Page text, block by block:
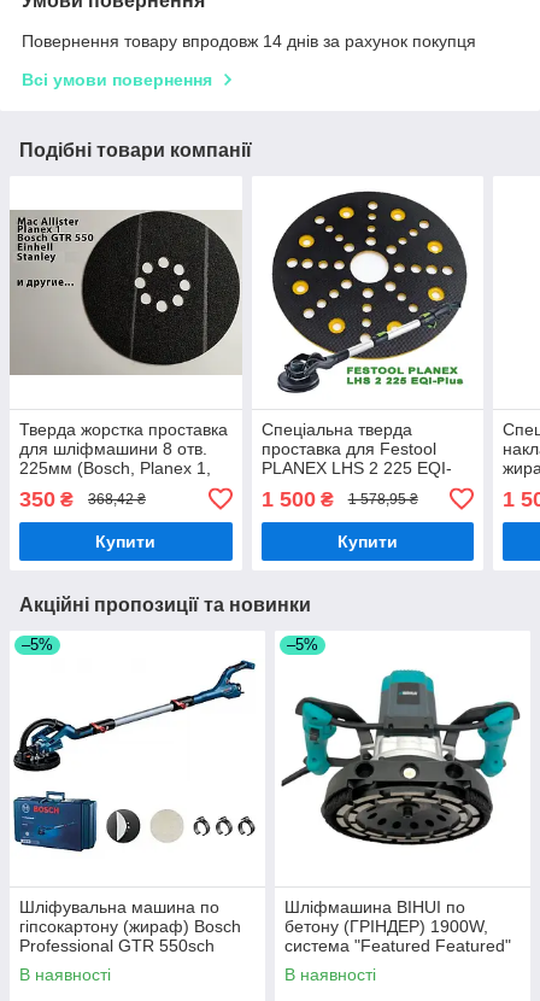
Повернення товару впродовж 14 днів за рахунок покупця
Всі умови повернення
Подібні товари компанії
Тверда жорстка проставка
для шліфмашини 8 отв.
225мм (Bosch, Planex 1,
350 ₴ 368,42 ₴
Купити
Спеціальна тверда
проставка для Festool
PLANEX LHS 2 225 EQI-
1 500₴ 1 578,95 ₴
Купити
1
Акційні пропозиції та новинки
–5%
Шліфувальна машина по
гіпсокартону (жираф) Bosch
Professional GTR 550sch
EXPERT M480, 225 мм
В наявності
–5%
Шліфмашина BIHUI по
бетону (ГРІНДЕР) 1900W,
система "Featured Featured"
В наявності